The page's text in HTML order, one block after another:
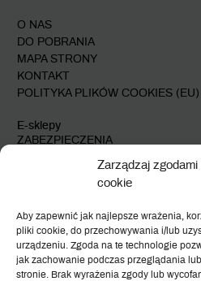
Zarządzaj zgodami
cookie
Aby zapewnić jak najlepsze wrażenia,
pliki cookie, do przechowywania i/lub
urządzeniu. Zgoda na te technologie
jak zachowanie podczas przeglądania
stronie. Brak wyrażenia zgody lub
O NAS
DO POBRANIA
MAPA STRONY
KONTAKT
POLITYKA PLIKÓW COOKIES (EU)
E-sklepy
ZABEZPIECZENIA
02-793 Warszawa
tel: +48 22 649 60 95
fax: +48 22 649 61 00
system(at)ide.com.pl